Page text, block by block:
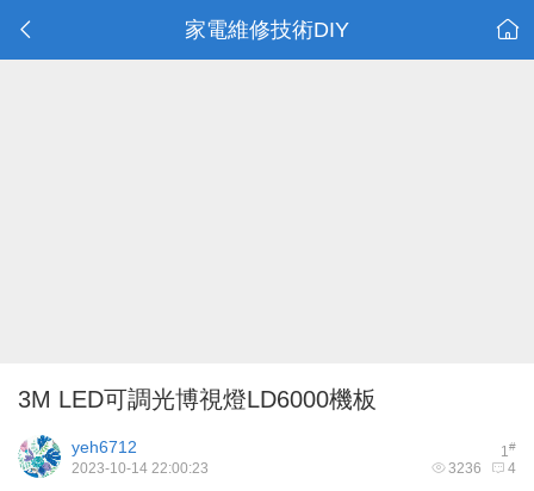
家電維修技術DIY
3M LED可調光博視燈LD6000機板
1#
yeh6712
3236 4
2023-10-14 22:00:23